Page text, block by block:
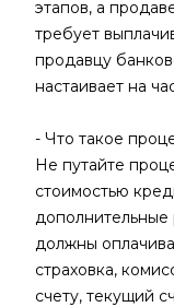
этапов, а
требует
продавцу
настаивает на
- Что такое
Не путайте
стоимостью
должны
страховка,
счету, текущий